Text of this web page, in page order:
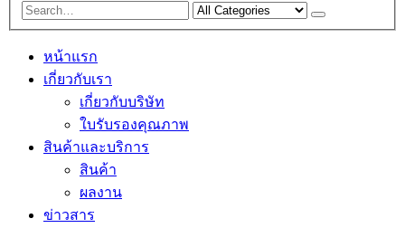
หน้าแรก
เกี่ยวกับเรา
เกี่ยวกับบริษัท
ใบรับรองคุณภาพ
สินค้าและบริการ
สินค้า
ผลงาน
ข่าวสาร